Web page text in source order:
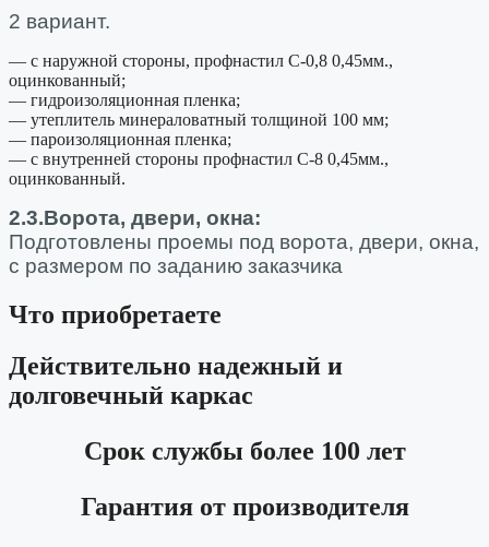
2 вариант.
— с наружной стороны, профнастил С-0,8 0,45мм.,
оцинкованный;
— гидроизоляционная пленка;
— утеплитель минераловатный толщиной 100 мм;
— пароизоляционная пленка;
— с внутренней стороны профнастил С-8 0,45мм.,
оцинкованный.
2.3.Ворота, двери, окна:
Подготовлены проемы под ворота, двери, окна,
с размером по заданию заказчика
Что приобретаете
Действительно надежный и
долговечный каркас
Срок службы более 100 лет
Гарантия от производителя